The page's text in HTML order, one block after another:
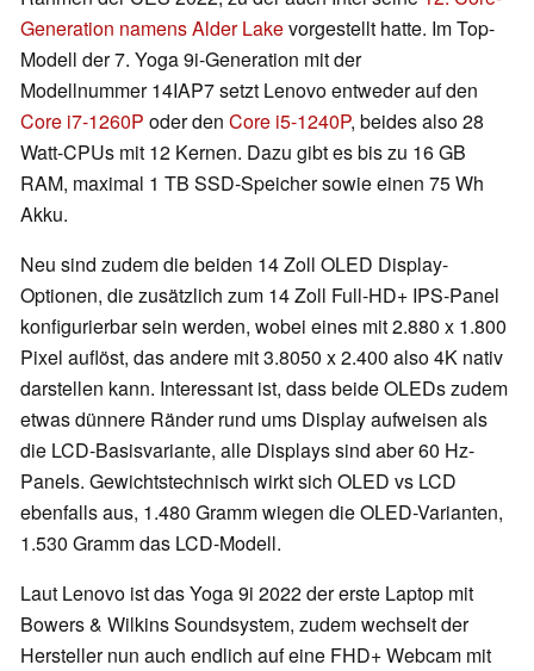
Generation namens Alder Lakevorgestellt hatte. Im Top-
Modell der 7. Yoga 9i-Generation mit der
Modellnummer 14IAP7 setzt Lenovo entweder auf den
Core i7-1260P oder den Core i5-1240P, beides also 28
Watt-CPUs mit 12 Kernen. Dazu gibt es bis zu 16 GB
RAM, maximal 1 TB SSD-Speicher sowie einen 75 Wh
Akku.
Neu sind zudem die beiden 14 Zoll OLED Display-
Optionen, die zusätzlich zum 14 Zoll Full-HD+ IPS-Panel
konfigurierbar sein werden, wobei eines mit 2.880 x 1.800
Pixel auflöst, das andere mit 3.8050 x 2.400 also 4K nativ
darstellen kann. Interessant ist, dass beide OLEDs zudem
etwas dünnere Ränder rund ums Display aufweisen als
die LCD-Basisvariante, alle Displays sind aber 60 Hz-
Panels. Gewichtstechnisch wirkt sich OLED vs LCD
ebenfalls aus, 1.480 Gramm wiegen die OLED-Varianten,
1.530 Gramm das LCD-Modell.
Laut Lenovo ist das Yoga 9i 2022 der erste Laptop mit
Bowers & Wilkins Soundsystem, zudem wechselt der
Hersteller nun auch endlich auf eine FHD+ Webcam mit